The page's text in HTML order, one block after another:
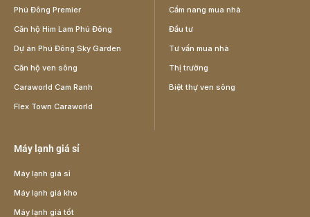
Phú Đông Premier
Căn hộ Him Lam Phú Đông
Dự án Phú Đông Sky Garden
Căn hộ ven sông
Caraworld Cam Ranh
Flex Town Caraworld
Cẩm nang mua nhà
Đầu tư
Tư vấn mua nhà
Thị trường
Biệt thự ven sông
Máy lạnh giá sỉ
Máy lạnh giá sỉ
Máy lạnh giá kho
Máy lạnh giá tốt